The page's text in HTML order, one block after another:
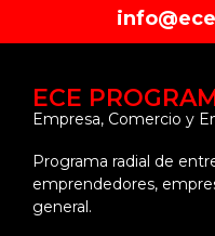
ECE
Empresa, Comercio y
Programa radial de
emprendedores,
general.